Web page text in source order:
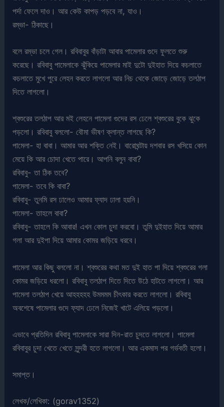
পর্দা ফেলে দাও। আর কেউ কাপড় পড়বে না, যাও।
রম্ভা- ঠিকাছে।
বলে রম্ভা চলে গেল। রবিবাবুর বাঁড়াটা আবার পামেলার গুদে ফুলতে শুরু
করেছে। রবিবাবু পামেলাকে ঝুঁকিয়ে পামেলার মাই দুটো দুইহাত দিয়ে কচলাতে
কচলাতে মুখে পুরে লেহন করতে লাগলো আর নিচ থেকে জোড়ে জোড়ে তলঠাপ
দিতে লাগলো।
শ্বশুরের তলঠাপ আর মই লেহনে পামেলা গুদের রস ঢেলে শ্বশুরের বুকে ঝুকে
পড়লো। রবিবাবু বললো- বৌমা ভীষণ ক্লান্ত লাগছে কি?
পামেলা- হা বাবা। আমার আর শক্তি নেই। বারোঘন্টায় দশবার রস খসিয়ে কোন
মেয়ে কি আর চোদা খেতে পারে। আপনি বলুন বাবা?
রবিবাবু- তা ঠিক তবে?
পামেলা- তবে কি বাবা?
রবিবাবু- তুনমি রস ঢালেও আমার ফ্যাদ ঢালা হয়নি।
পামেলা- তাহলে বাবা?
রবিবাবু- তাহলে কি আবার! এখন কোল চুদা করবো। তুমি দুইহাত দিয়ে আমার
গলা আর দুইপা দিয়ে আমার কোমর জড়িয়ে ধরবে।
পামেলা আর কিছু বললো না। শ্বশুরের কথা মত দুই হাত পা দিয়ে শ্বশুরের গলা
কোমর জড়িয়ে ধরলো। রবিবাবু তলঠাপ দিতে দিতে উঠে হাটতে লাগলো। আর
পামেলা তলঠাপ খেয়ে আহহহহহ উমমমম চীৎকার করতে লাগলো। রবিবাবু
অবশেষে পামেলার গুদে ফ্যাদ ঢেলে নিজেই খাটে এলিয়ে পড়লো।
এভাবে প্রতিদিন রবিবাবু পামেলাকে সারা দিন-রাত চুদতে লাগলো। পামেলা
রবিবাবুর চুদা খেতে খেতে সুন্দরী হতে লাগলো। আর একমাস পর গর্ভবতী হলো।
সমাপ্ত।
লেখক/লেখিকা: (gorav1352)